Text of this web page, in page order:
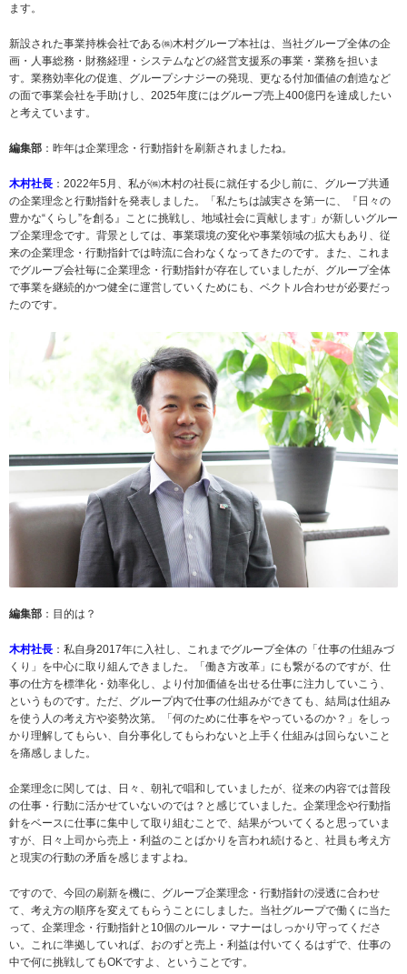
ます。
新設された事業持株会社である㈱木村グループ本社は、当社グループ全体の企
画・人事総務・財務経理・システムなどの経営支援系の事業・業務を担いま
す。業務効率化の促進、グループシナジーの発現、更なる付加価値の創造など
の面で事業会社を手助けし、2025年度にはグループ売上400億円を達成したい
と考えています。
編集部 ：昨年は企業理念・行動指針を刷新されましたね。
木村社長 ：2022年5月、私が㈱木村の社長に就任する少し前に、グループ共通
の企業理念と行動指針を発表しました。「私たちは誠実さを第一に、『日々の
豊かな“くらし”を創る』ことに挑戦し、地域社会に貢献します」が新しいグルー
プ企業理念です。背景としては、事業環境の変化や事業領域の拡大もあり、従
来の企業理念・行動指針では時流に合わなくなってきたのです。また、これま
でグループ会社毎に企業理念・行動指針が存在していましたが、グループ全体
で事業を継続的かつ健全に運営していくためにも、ベクトル合わせが必要だっ
たのです。
編集部 ：目的は？
木村社長 ：私自身2017年に入社し、これまでグループ全体の「仕事の仕組みづ
くり」を中心に取り組んできました。「働き方改革」にも繋がるのですが、仕
事の仕方を標準化・効率化し、より付加価値を出せる仕事に注力していこう、
というものです。ただ、グループ内で仕事の仕組みができても、結局は仕組み
を使う人の考え方や姿勢次第。「何のために仕事をやっているのか？」をしっ
かり理解してもらい、自分事化してもらわないと上手く仕組みは回らないこと
を痛感しました。
企業理念に関しては、日々、朝礼で唱和していましたが、従来の内容では普段
の仕事・行動に活かせていないのでは？と感じていました。企業理念や行動指
針をベースに仕事に集中して取り組むことで、結果がついてくると思っていま
すが、日々上司から売上・利益のことばかりを言われ続けると、社員も考え方
と現実の行動の矛盾を感じますよね。
ですので、今回の刷新を機に、グループ企業理念・行動指針の浸透に合わせ
て、考え方の順序を変えてもらうことにしました。当社グループで働くに当た
って、企業理念・行動指針と10個のルール・マナーはしっかり守ってくださ
い。これに準拠していれば、おのずと売上・利益は付いてくるはずで、仕事の
中で何に挑戦してもOKですよ、ということです。